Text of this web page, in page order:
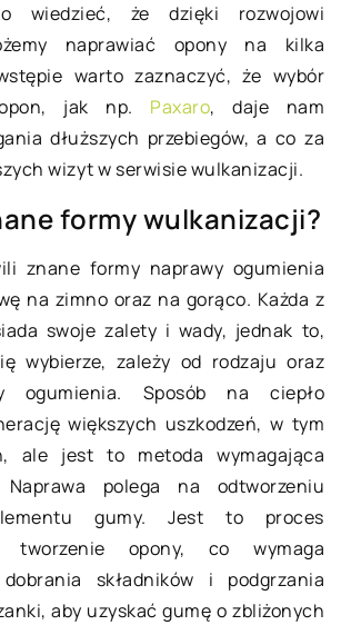
wiedzieć, że dzięki rozwojowi
naprawiać opony na kilka
warto zaznaczyć, że wybór
jak np. Paxaro, daje nam
dłuższych przebiegów, a co za
wizyt w serwisie wulkanizacji.
formy wulkanizacji?
znane formy naprawy ogumienia
na zimno oraz na gorąco. Każda z
swoje zalety i wady, jednak to,
wybierze, zależy od rodzaju oraz
ogumienia. Sposób na ciepło
większych uszkodzeń, w tym
ale jest to metoda wymagająca
Naprawa polega na odtworzeniu
gumy. Jest to proces
tworzenie opony, co wymaga
składników i podgrzania
aby uzyskać gumę o zbliżonych